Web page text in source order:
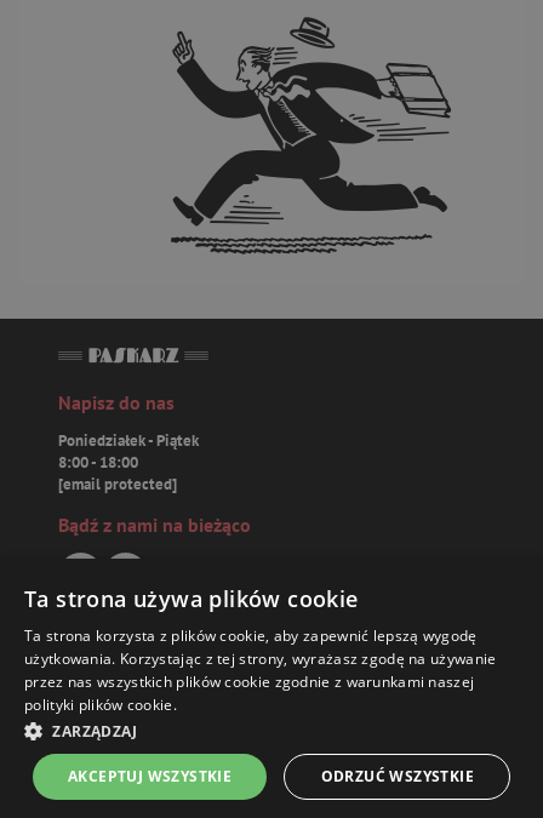
Napisz do nas
Poniedziałek - Piątek
8:00 - 18:00
[email protected]
Bądź z nami na bieżąco
Paskarz.pl
Zamówienia
Książki
Ta strona używa plików cookie
Ta strona korzysta z plików cookie, aby zapewnić lepszą wygodę
użytkowania. Korzystając z tej strony, wyrażasz zgodę na używanie
przez nas wszystkich plików cookie zgodnie z warunkami naszej
polityki plików cookie.
ZARZĄDZAJ
AKCEPTUJ WSZYSTKIE ODRZUĆ WSZYSTKIE